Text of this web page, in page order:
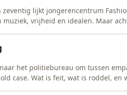
lijkt jongerencentrum
muziek, vrijheid en idealen. Maar
het politiebureau om tussen
case. Wat is feit, wat is roddel, en